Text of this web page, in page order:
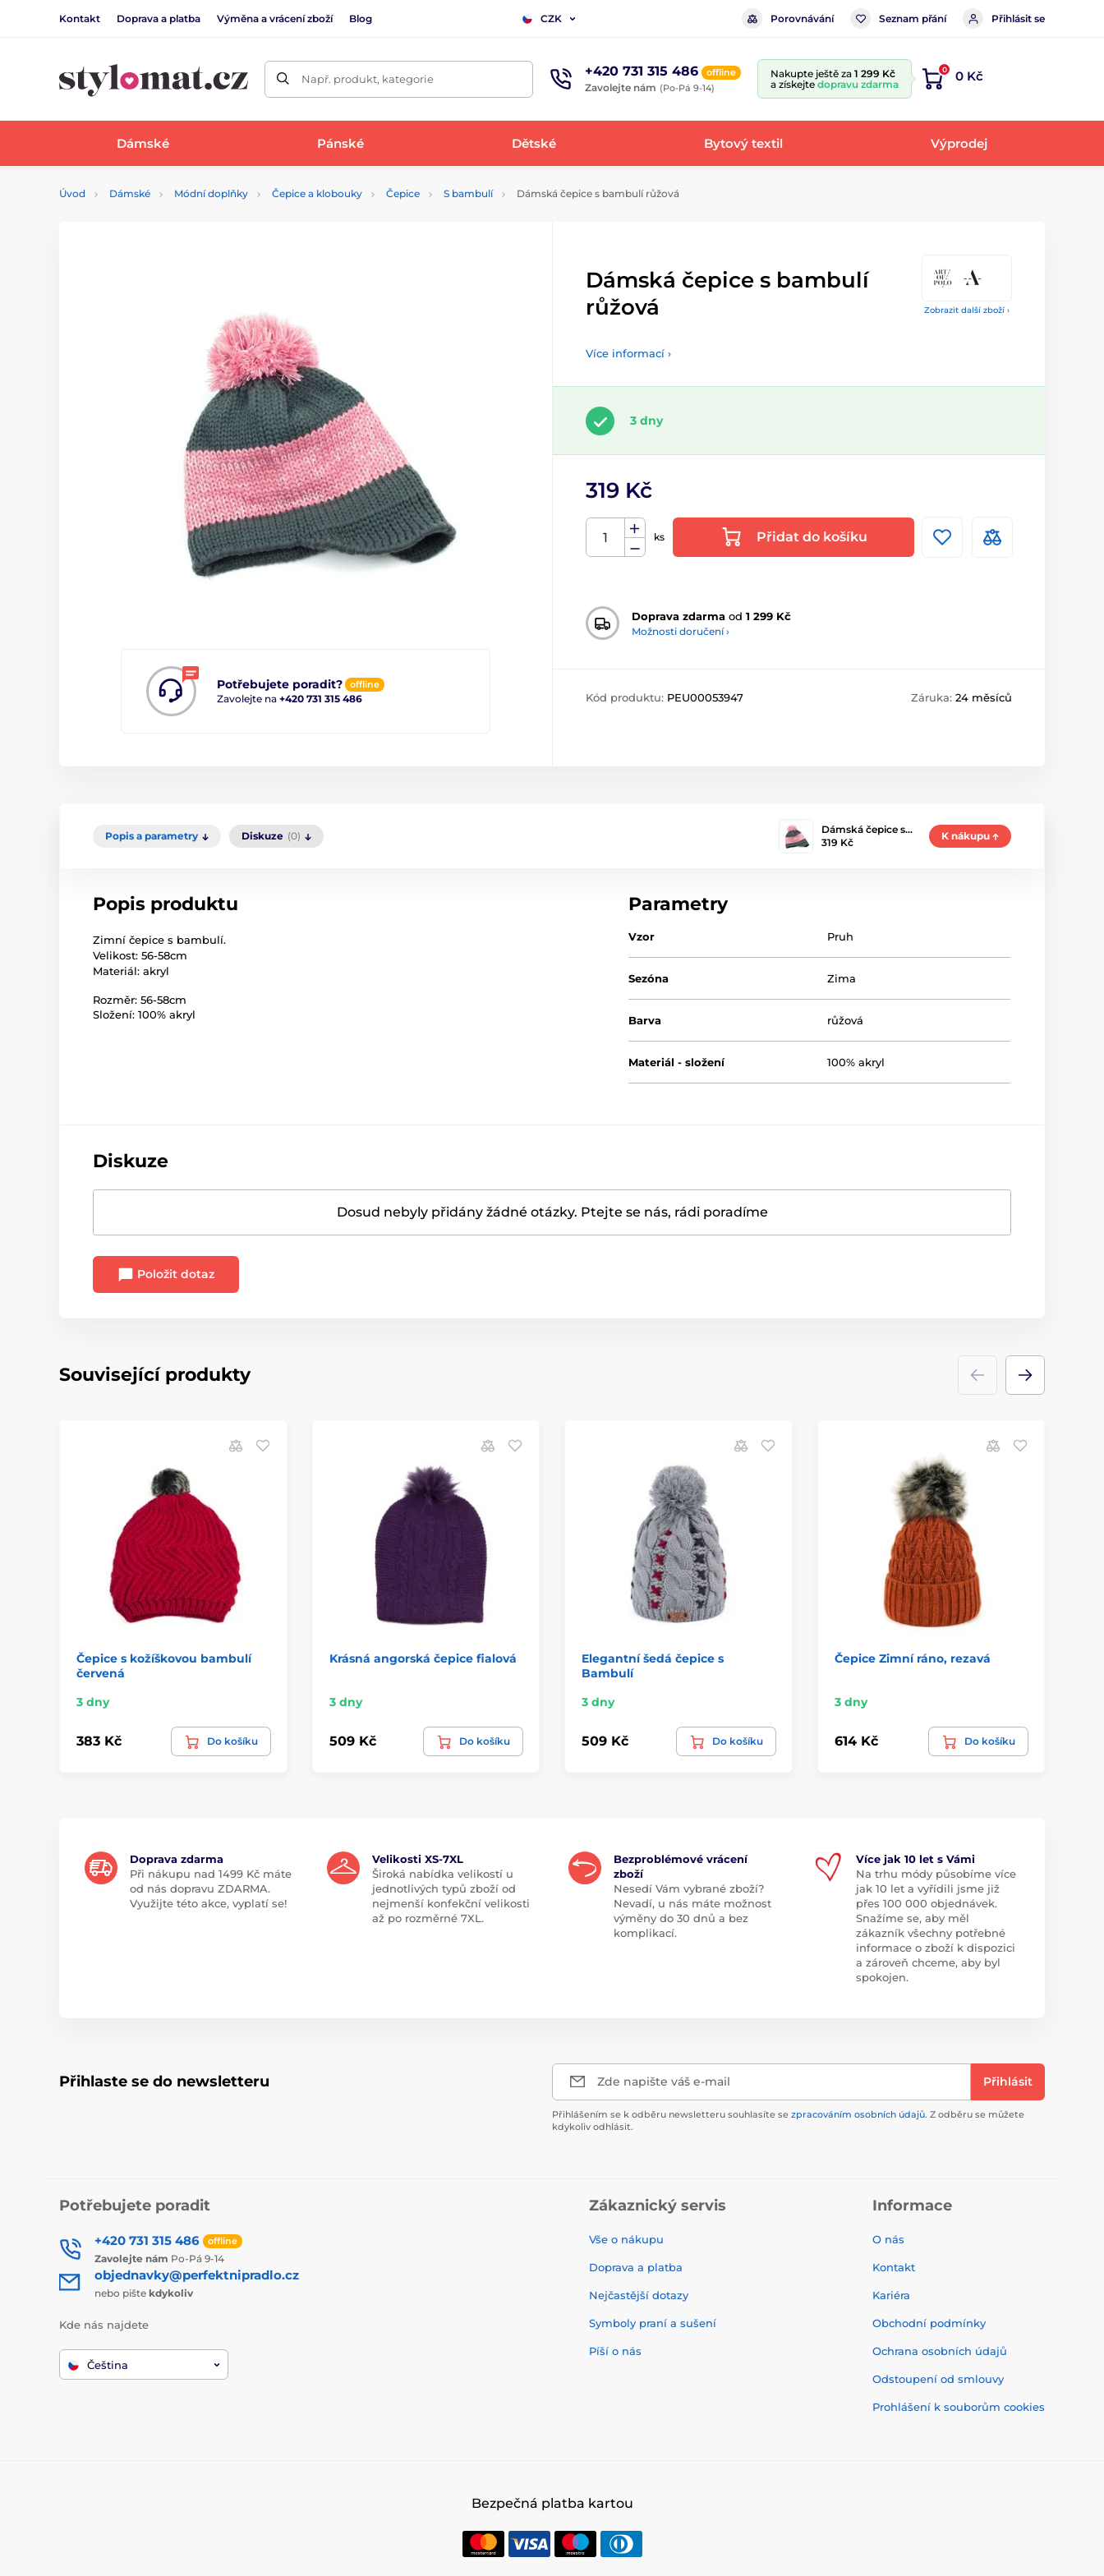
Kontakt Doprava a platba Výměna a vrácení zboží Blog CZK Porovnávání Seznam přání Přihlásit se
Např. produkt, kategorie +420 731 315 486 offline
Zavolejte nám (Po-Pá 9-14)
Nakupte ještě za 1 299 Kč
a získejte dopravu zdarma
0 0 Kč
Dámské Pánské Dětské Bytový textil Výprodej
Úvod Dámské Módní doplňky Čepice a klobouky Čepice S bambulí Dámská čepice s bambulí růžová
Zobrazit další zboží ›
Potřebujete poradit? offline
Zavolejte na +420 731 315 486
Dámská čepice s bambulí
růžová
Více informací ›
3 dny
319 Kč
ks Přidat do košíku
Doprava zdarma od 1 299 Kč
Možnosti doručení ›
Kód produktu: PEU00053947 Záruka: 24 měsíců
Popis a parametry Diskuze (0)
Dámská čepice s…
319 Kč
K nákupu
Popis produktu
Zimní čepice s bambulí.
Velikost: 56-58cm
Materiál: akryl
Rozměr: 56-58cm
Složení: 100% akryl
Parametry
Vzor Pruh
Sezóna Zima
Barva růžová
Materiál - složení 100% akryl
Diskuze
Dosud nebyly přidány žádné otázky. Ptejte se nás, rádi poradíme
Položit dotaz
Související produkty
Čepice s kožíškovou bambulí
červená
3 dny
383 Kč Do košíku
Krásná angorská čepice fialová
3 dny
509 Kč Do košíku
Elegantní šedá čepice s
Bambulí
3 dny
509 Kč Do košíku
Čepice Zimní ráno, rezavá
3 dny
614 Kč Do košíku
Doprava zdarma
Při nákupu nad 1499 Kč máte
od nás dopravu ZDARMA.
Využijte této akce, vyplatí se!
Velikosti XS-7XL
Široká nabídka velikostí u
jednotlivých typů zboží od
nejmenší konfekční velikosti
až po rozměrné 7XL.
Bezproblémové vrácení
zboží
Nesedí Vám vybrané zboží?
Nevadí, u nás máte možnost
výměny do 30 dnů a bez
komplikací.
Více jak 10 let s Vámi
Na trhu módy působíme více
jak 10 let a vyřídili jsme již
přes 100 000 objednávek.
Snažíme se, aby měl
zákazník všechny potřebné
informace o zboží k dispozici
a zároveň chceme, aby byl
spokojen.
Přihlaste se do newsletteru Zde napište váš e-mail Přihlásit
Přihlášením se k odběru newsletteru souhlasíte se zpracováním osobních údajů. Z odběru se můžete
kdykoliv odhlásit.
Potřebujete poradit
+420 731 315 486 offline
Zavolejte nám Po-Pá 9-14
objednavky@perfektnipradlo.cz
nebo pište kdykoliv
Kde nás najdete
Čeština
Zákaznický servis
Vše o nákupu
Doprava a platba
Nejčastější dotazy
Symboly praní a sušení
Píší o nás
Informace
O nás
Kontakt
Kariéra
Obchodní podmínky
Ochrana osobních údajů
Odstoupení od smlouvy
Prohlášení k souborům cookies
Bezpečná platba kartou